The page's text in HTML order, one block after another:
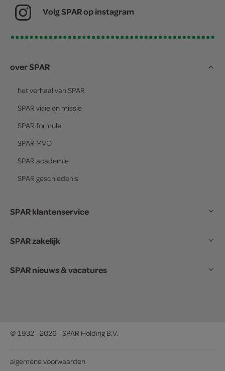
Volg SPAR op instagram
over SPAR
het verhaal van SPAR
SPAR visie en missie
SPAR formule
SPAR MVO
SPAR academie
SPAR geschiedenis
SPAR klantenservice
SPAR zakelijk
SPAR nieuws & vacatures
© 1932 - 2026 - SPAR Holding B.V.
algemene voorwaarden